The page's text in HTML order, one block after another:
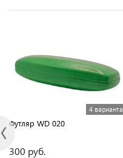
4 варианта
Футляр WD 020
300 руб.